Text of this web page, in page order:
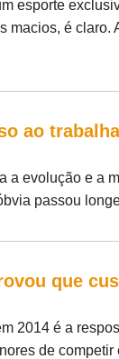
esporte
é claro.
ao
a evolução e a
passou
que
2014 é a
de competir